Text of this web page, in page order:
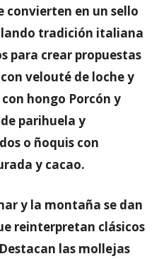
convierten en un sello
tradición italiana
para crear propuestas
velouté de loche y
hongo Porcón y
parihuela y
o ñoquis con
y cacao.
y la montaña se dan
reinterpretan clásicos
las mollejas